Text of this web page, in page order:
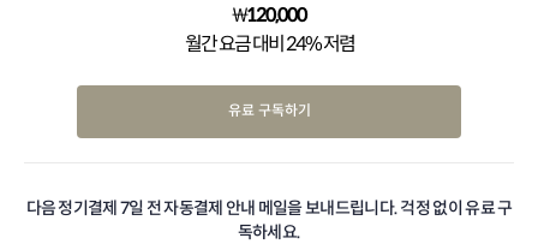
₩120,000
월간 요금 대비 24% 저렴
유료 구독하기
다음 정기결제 7일 전 자동결제 안내 메일을 보내드립니다. 걱정 없이 유료 구
독하세요.